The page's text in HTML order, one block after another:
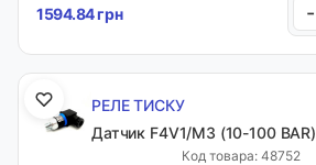
1594.84 грн -
РЕЛЕ ТИСКУ
Датчик F4V1/M3 (10-100 BAR)
Код товара: 48752